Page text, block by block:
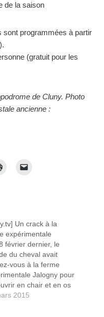
de la saison
sont programmées à partir
(gratuit pour les
de Cluny. Photo
ancienne :
Un crack à la
expérimentale
février dernier, le
du cheval avait
vous à la ferme
Jalogny pour
en chair et en os
Groom, un étalon pur-
2015